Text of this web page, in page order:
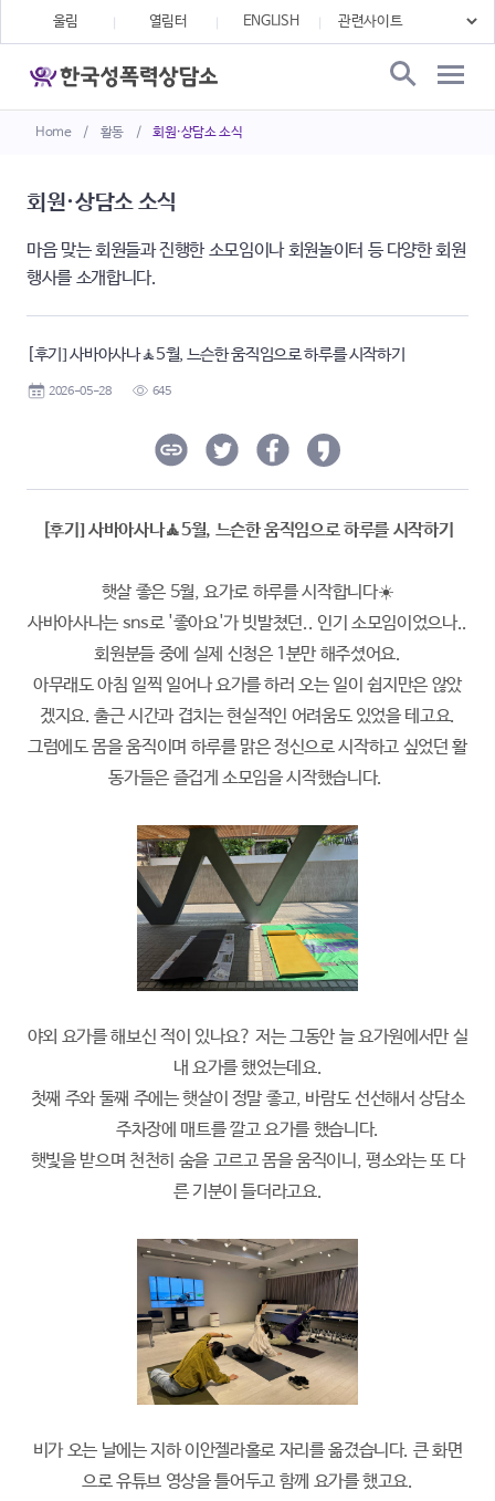
Home / 활동 / 회원·상담소 소식
울림 열림터 ENGLISH
회원·상담소 소식
마음 맞는 회원들과 진행한 소모임이나 회원놀이터 등 다양한 회원
행사를 소개합니다.
[후기] 사바아사나🧘5월, 느슨한 움직임으로 하루를 시작하기
2026-05-28 645
[후기] 사바아사나🧘5월, 느슨한 움직임으로 하루를 시작하기
햇살 좋은 5월, 요가로 하루를 시작합니다☀️
사바아사나는 sns로 '좋아요'가 빗발쳤던.. 인기 소모임이었으나..
회원분들 중에 실제 신청은 1분만 해주셨어요.
아무래도 아침 일찍 일어나 요가를 하러 오는 일이 쉽지만은 않았
겠지요. 출근 시간과 겹치는 현실적인 어려움도 있었을 테고요.
그럼에도 몸을 움직이며 하루를 맑은 정신으로 시작하고 싶었던 활
동가들은 즐겁게 소모임을 시작했습니다.
야외 요가를 해보신 적이 있나요? 저는 그동안 늘 요가원에서만 실
내 요가를 했었는데요.
첫째 주와 둘째 주에는 햇살이 정말 좋고, 바람도 선선해서 상담소
주차장에 매트를 깔고 요가를 했습니다.
햇빛을 받으며 천천히 숨을 고르고 몸을 움직이니, 평소와는 또 다
른 기분이 들더라고요.
비가 오는 날에는 지하 이안젤라홀로 자리를 옮겼습니다. 큰 화면
으로 유튜브 영상을 틀어두고 함께 요가를 했고요.